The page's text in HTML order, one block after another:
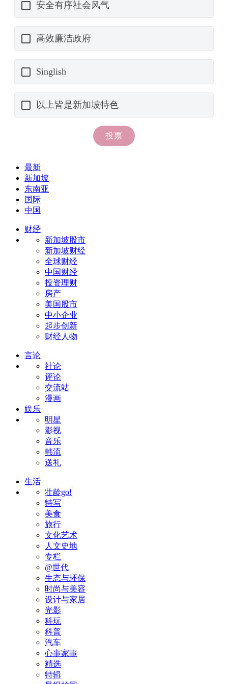
最新
新加坡
东南亚
国际
中国
财经
新加坡股市
新加坡财经
全球财经
中国财经
投资理财
房产
美国股市
中小企业
起步创新
财经人物
言论
社论
评论
交流站
漫画
娱乐
明星
影视
音乐
韩流
送礼
生活
壮龄go!
特写
美食
旅行
文化艺术
人文史地
专栏
@世代
生态与环保
时尚与美容
设计与家居
光影
科玩
科普
汽车
心事家事
精选
特辑